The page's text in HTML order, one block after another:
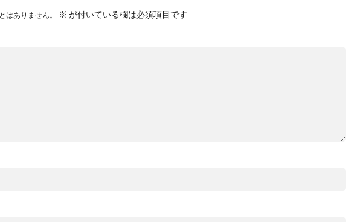
はありません。 ※ が付いている欄は必須項目です